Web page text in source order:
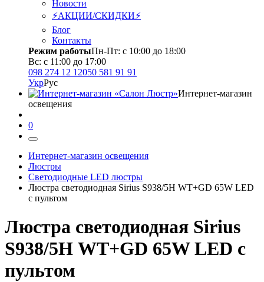
Новости
⚡АКЦИИ/СКИДКИ⚡
Блог
Контакты
Режим работыПн-Пт: с 10:00 до 18:00
Вс: с 11:00 до 17:00
098 274 12 12050 581 91 91
УкрРус
Интернет-магазин
освещения
0
Интернет-магазин освещения
Люстры
Светодиодные LED люстры
Люстра светодиодная Sirius S938/5Н WT+GD 65W LED
с пультом
Люстра светодиодная Sirius
S938/5Н WT+GD 65W LED с
пультом